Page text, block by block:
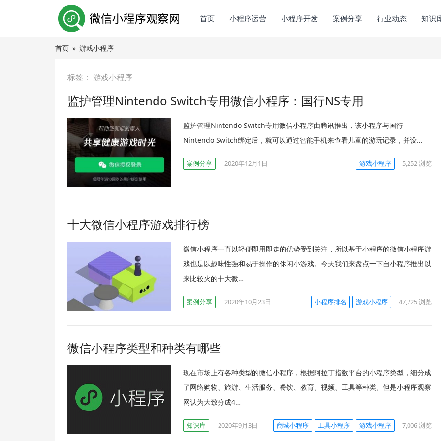
首页 小程序运营 小程序开发 案例分享 行业动态 知识
首页 » 游戏小程序
标签： 游戏小程序
监护管理Nintendo Switch专用微信小程序：国行NS专用
监护管理Nintendo Switch专用微信小程序由腾讯推出，该小程序与国行
Nintendo Switch绑定后，就可以通过智能手机来查看儿童的游玩记录，并设…
案例分享 2020年12月1日 游戏小程序 5,252浏览
十大微信小程序游戏排行榜
微信小程序一直以轻便即用即走的优势受到关注，所以基于小程序的微信小程序游
戏也是以趣味性强和易于操作的休闲小游戏。今天我们来盘点一下自小程序推出以
来比较火的十大微…
案例分享 2020年10月23日 小程序排名 游戏小程序 47,725浏览
微信小程序类型和种类有哪些
现在市场上有各种类型的微信小程序，根据阿拉丁指数平台的小程序类型，细分成
了网络购物、旅游、生活服务、餐饮、教育、视频、工具等种类。但是小程序观察
网认为大致分成4…
知识库 2020年9月3日 商城小程序 工具小程序 游戏小程序 7,006浏览